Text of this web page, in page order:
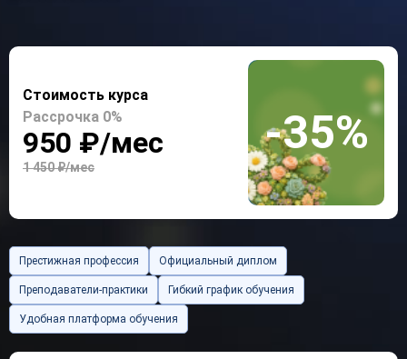
Стоимость курса
Рассрочка 0%
950 ₽/мес
1 450 ₽/мес
-35%
Престижная профессия Официальный диплом
Преподаватели-практики Гибкий график обучения
Удобная платформа обучения